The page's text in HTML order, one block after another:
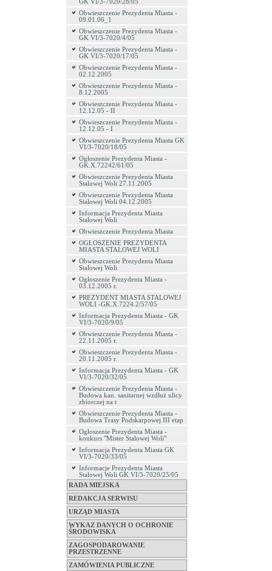
GK VI/3-7020/28/05
Obwieszczenie Prezydenta Miasta -
09.01.06_1
Obwieszczenie Prezydenta Miasta -
GK VI/3-7020/4/05
Obwieszczenie Prezydenta Miasta -
GK VI/3-7020/17/05
Obwieszczenie Prezydenta Miasta -
02.12.2005
Obwieszczenie Prezydenta Miasta -
8.12.2005
Obwieszczenie Prezydenta Miasta -
12.12.05 - II
Obwieszczenie Prezydenta Miasta -
12.12.05 - I
Obwieszczenie Prezydenta Miasta GK
VI/3-7020/18/05
Ogłoszenie Prezydenta Miasta -
GK.X.72242/61/05
Obwieszczenie Prezydenta Miasta
Stalowej Woli 27.11.2005
Obwieszczenie Prezydenta Miasta
Stalowej Woli 04.12.2005
Informacja Prezydenta Miasta
Stalowej Woli
Obwieszczenie Prezydenta Miasta
OGŁOSZENIE PREZYDENTA
MIASTA STALOWEJ WOLI
Obwieszczenie Prezydenta Miasta
Stalowej Woli
Ogłoszenie Prezydenta Miasta -
03.12.2005 r.
PREZYDENT MIASTA STALOWEJ
WOLI -GK.X.7224.2/57/05
Informacja Prezydenta Miasta - GK
VI/3-7020/9/05
Obwieszczenie Prezydenta Miasta -
22.11.2005 r.
Obwieszczenie Prezydenta Miasta -
20.11.2005 r.
Informacja Prezydenta Miasta - GK
VI/3-7020/32/05
Obwieszczenie Prezydenta Miasta -
Budowa kan. sanitarnej wzdłuż ulicy
zbiorczej na t
Obwieszczenie Prezydenta Miasta -
Budowa Trasy Podskarpowej III etap
Ogłoszenie Prezydenta Miasta -
konkurs "Mister Stalowej Woli"
Informacja Prezydenta Miasta GK
VI/3-7020/33/05
Informacje Prezydenta Miasta
Stalowej Woli GK VI/3-7020/25/05
RADA MIEJSKA
REDAKCJA SERWISU
URZĄD MIASTA
WYKAZ DANYCH O OCHRONIE
ŚRODOWISKA
ZAGOSPODAROWANIE
PRZESTRZENNE
ZAMÓWIENIA PUBLICZNE